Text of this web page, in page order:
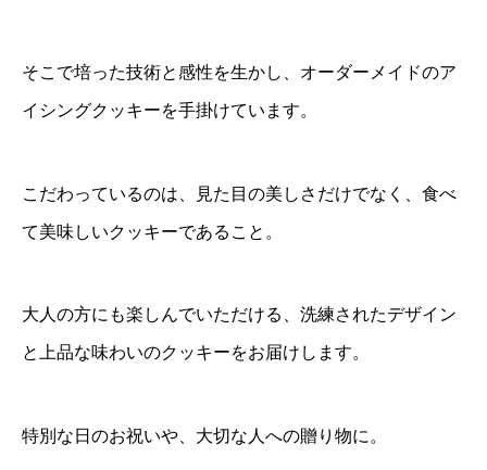
そこで培った技術と感性を生かし、オーダーメイドのア
イシングクッキーを手掛けています。
こだわっているのは、見た目の美しさだけでなく、食べ
て美味しいクッキーであること。
大人の方にも楽しんでいただける、洗練されたデザイン
と上品な味わいのクッキーをお届けします。
特別な日のお祝いや、大切な人への贈り物に。